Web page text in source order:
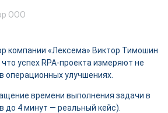
ООО
компании «Лексема» Виктор Тимошин
успех RPA-проекта измеряют не
операционных улучшениях.
времени выполнения задачи в
до 4 минут — реальный кейс).